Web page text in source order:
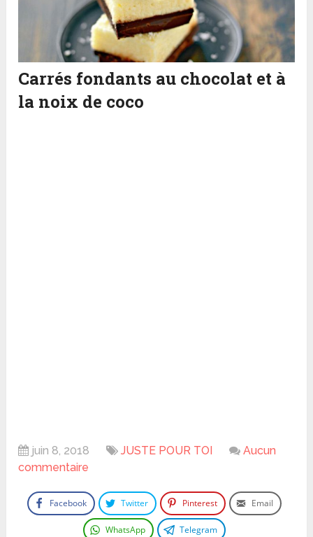
Carrés fondants au chocolat et à
la noix de coco
juin 8, 2018 JUSTE POUR TOI
Aucun
commentaire
Facebook Twitter Pinterest Email
WhatsApp Telegram